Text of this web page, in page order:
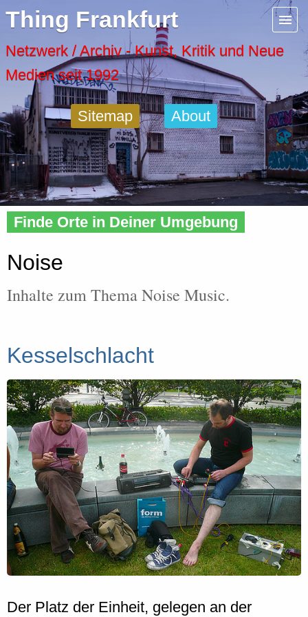
Thing Frankfurt
Netzwerk / Archiv - Kunst, Kritik und Neue
Medien seit 1992
Sitemap About
Home »Tags» Noise
Finde Orte in Deiner Umgebung
Noise
Inhalte zum Thema Noise Music.
Kesselschlacht
Der Platz der Einheit, gelegen an der
Menu
Artspaces
Cool Places
Frankfurt Diary
Activity
Recent Posts